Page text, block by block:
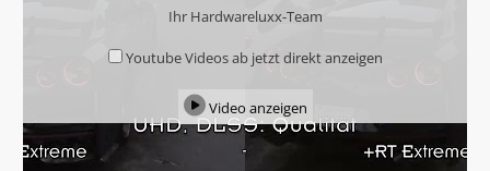
Ihr Hardwareluxx-Team
Youtube Videos ab jetzt direkt anzeigen
Video anzeigen